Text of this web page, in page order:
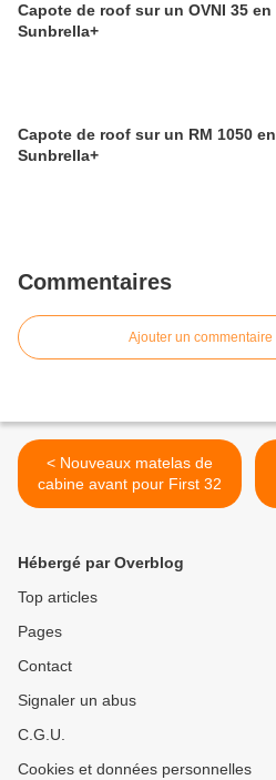
Capote de roof sur un OVNI 35 en
Sunbrella+
Capote de roof sur un RM 1050 en
Sunbrella+
Commentaires
Ajouter un commentaire
< Nouveaux matelas de
cabine avant pour First 32
Hébergé par Overblog
Top articles
Pages
Contact
Signaler un abus
C.G.U.
Cookies et données personnelles